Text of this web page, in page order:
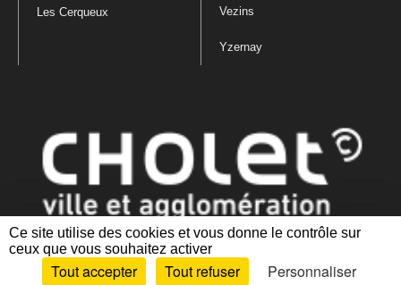
Ce site utilise des cookies et vous donne le contrôle sur
ceux que vous souhaitez activer
Tout accepter Tout refuser Personnaliser
Les Cerqueux Vezins
Yzernay
Mentions légales|Politique de confidentialité
des cookies |Plan du site Accessibilité : partiellement conforme